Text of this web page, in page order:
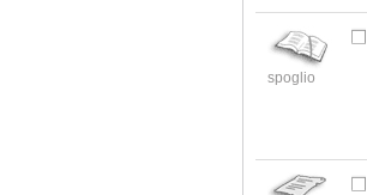
spoglio